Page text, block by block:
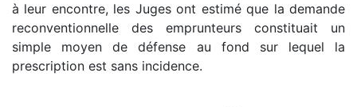
à leur encontre, les Juges ont estimé que la demande
reconventionnelle des emprunteurs constituait un
simple moyen de défense au fond sur lequel la
prescription est sans incidence.